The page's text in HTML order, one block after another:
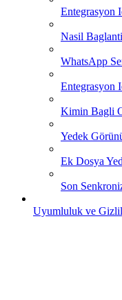
Entegrasyon
Nasil
WhatsApp
Entegrasyon
Kimin Bagli
Yedek
Ek Dosya
Son
Uyumluluk ve